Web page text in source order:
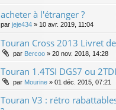
acheter à l'étranger ?
par jeje434 » 10 avr. 2019, 11:04
Touran Cross 2013 Livret
par Bercoo » 20 nov. 2018, 14:28
Touran 1.4TSI DGS7 ou 2TDI
par Mourine » 01 déc. 2015, 07:21
Touran V3 : rétro